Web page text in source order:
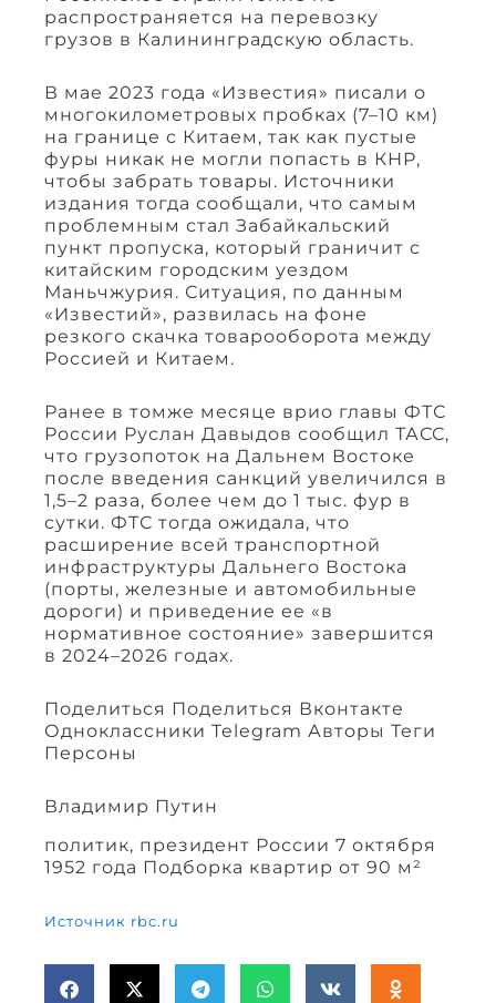
распространяется на перевозку
грузов в Калининградскую область.
В мае 2023 года «Известия» писали о
многокилометровых пробках (7–10 км)
на границе с Китаем, так как пустые
фуры никак не могли попасть в КНР,
чтобы забрать товары. Источники
издания тогда сообщали, что самым
проблемным стал Забайкальский
пункт пропуска, который граничит с
китайским городским уездом
Маньчжурия. Ситуация, по данным
«Известий», развилась на фоне
резкого скачка товарооборота между
Россией и Китаем.
Ранее в томже месяце врио главы ФТС
России Руслан Давыдов сообщил ТАСС,
что грузопоток на Дальнем Востоке
после введения санкций увеличился в
1,5–2 раза, более чем до 1 тыс. фур в
сутки. ФТС тогда ожидала, что
расширение всей транспортной
инфраструктуры Дальнего Востока
(порты, железные и автомобильные
дороги) и приведение ее «в
нормативное состояние» завершится
в 2024–2026 годах.
Поделиться Поделиться Вконтакте
Одноклассники Telegram Авторы Теги
Персоны
Владимир Путин
политик, президент России 7 октября
1952 года Подборка квартир от 90 м²
Источник rbc.ru